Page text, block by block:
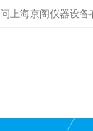
上海京阁仪器设备